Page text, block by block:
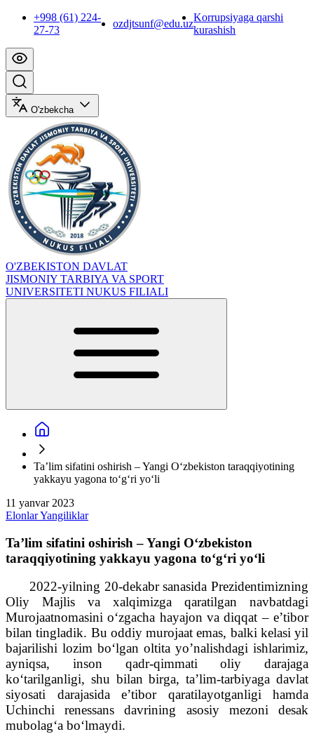
+998 (61) 224-
27-73
ozdjtsunf@edu.uz
Korrupsiyaga qarshi
kurashish
O'zbekcha
O'ZBEKISTON DAVLAT
JISMONIY TARBIYA VA SPORT
UNIVERSITETI NUKUS FILIALI
Ta’lim sifatini oshirish – Yangi O‘zbekiston taraqqiyotining
yakkayu yagona to‘g‘ri yo‘li
11 yanvar 2023
ElonlarYangiliklar
Ta’lim sifatini oshirish – Yangi O‘zbekiston
taraqqiyotining yakkayu yagona to‘g‘ri yo‘li
2022-yilning 20-dekabr sanasida Prezidentimizning
Oliy Majlis va xalqimizga qaratilgan navbatdagi
Murojaatnomasini o‘zgacha hayajon va diqqat – e’tibor
bilan tingladik. Bu oddiy murojaat emas, balki kelasi yil
bajarilishi lozim bo‘lgan oltita yo’nalishdagi ishlarimiz,
ayniqsa, inson qadr-qimmati oliy darajaga
ko‘tarilganligi, shu bilan birga, ta’lim-tarbiyaga davlat
siyosati darajasida e’tibor qaratilayotganligi hamda
Uchinchi renessans davrining asosiy mezoni desak
mubolag‘a bo‘lmaydi.